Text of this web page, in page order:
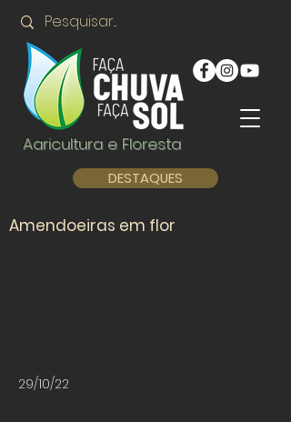
Agricultura e Floresta
DESTAQUES
Amendoeiras em flor
29/10/22